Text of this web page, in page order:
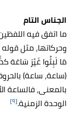
الجناس التام
ما اتفق فيه
وحركاتها، مثل
مَا لَبِثُوا غَيْرَ سَاعَة
(ساعة، ساعة)
بالمعنى، فالساعة
الوحدة الزمنية.[٩]